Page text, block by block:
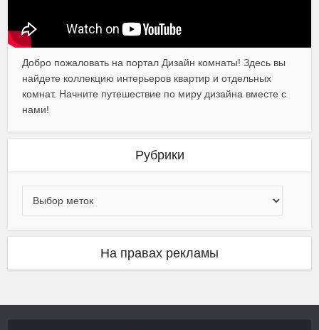
Добро пожаловать на портал Дизайн комнаты! Здесь вы
найдете коллекцию интерьеров квартир и отдельных
комнат. Начните путешествие по миру дизайна вместе с
нами!
Рубрики
На правах рекламы